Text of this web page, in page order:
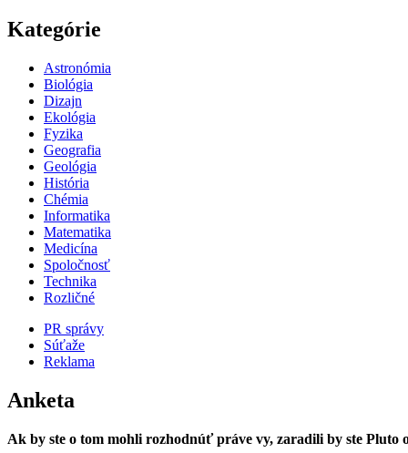
Kategórie
Astronómia
Biológia
Dizajn
Ekológia
Fyzika
Geografia
Geológia
História
Chémia
Informatika
Matematika
Medicína
Spoločnosť
Technika
Rozličné
PR správy
Súťaže
Reklama
Anketa
Ak by ste o tom mohli rozhodnúť práve vy, zaradili by ste Pluto